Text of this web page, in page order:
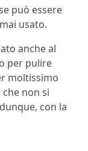
può essere
usato.
anche al
per pulire
moltissimo
non si
con la